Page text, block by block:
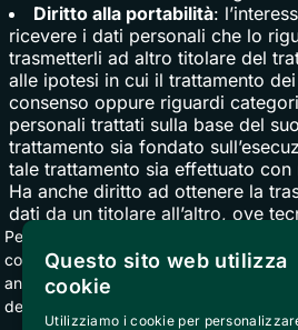
Diritto alla portabilità:
ricevere i dati personali che lo
trasmetterli ad altro titolare del
alle ipotesi in cui il trattamento
consenso oppure riguardi
personali trattati sulla base del
trattamento sia fondato
tale trattamento sia effettuato
Ha anche diritto ad ottenere la
dati da un titolare all’altro, ove
Per esercitare i diritti sopra riportati,
con una richiesta scritta a
anche diritto di proporre reclamo
della Privacy)
Questo sito web utilizza
cookie
Utilizziamo i cookie per